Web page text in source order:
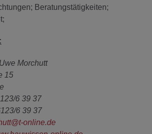
Beratungstätigkeiten;
Morchutt
15
6 39 37
6 39 37
online.de